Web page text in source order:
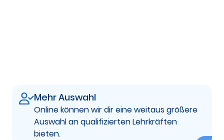
Mehr Auswahl
Online können wir dir eine weitaus größere
Auswahl an qualifizierten Lehrkräften
bieten.